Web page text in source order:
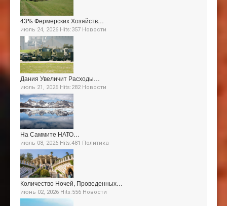
43% Фермерских Хозяйств…
июль 24, 2026 Hits:357 Новости
Дания Увеличит Расходы…
июль 21, 2026 Hits:282 Новости
На Саммите НАТО…
июль 08, 2026 Hits:481 Политика
Количество Ночей, Проведенных…
июнь 02, 2026 Hits:556 Новости